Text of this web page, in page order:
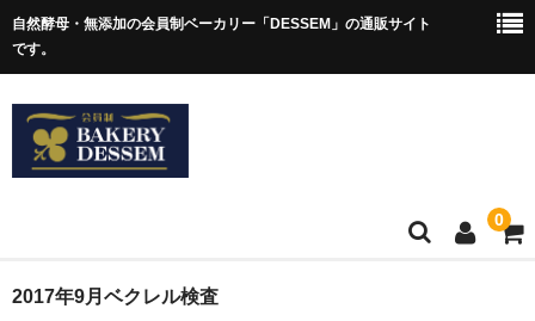
自然酵母・無添加の会員制ベーカリー「DESSEM」の通販サイト
です。
0
ホーム
2017年9月ベクレル検査